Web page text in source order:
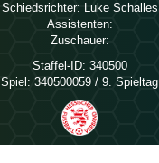
Schiedsrichter:  
Assistenten:
Zuschauer:
Staffel-ID: 340500
Spiel: 340500059 / 9. Spieltag